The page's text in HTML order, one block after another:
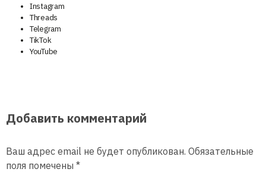
Instagram
Threads
Telegram
TikTok
YouTube
Добавить комментарий
Ваш адрес email не будет опубликован. Обязательные
поля помечены *